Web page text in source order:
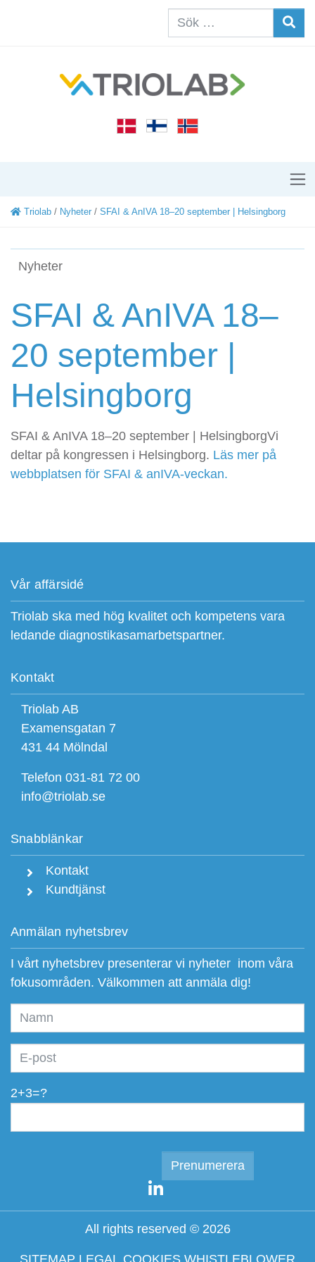
Triolab / Nyheter / SFAI & AnIVA 18–20 september | Helsingborg
Nyheter
SFAI & AnIVA 18–
20 september |
Helsingborg
SFAI & AnIVA 18–20 september | HelsingborgVi
deltar på kongressen i Helsingborg. Läs mer på
webbplatsen för SFAI & anIVA-veckan.
Vår affärsidé
Triolab ska med hög kvalitet och kompetens vara
ledande diagnostikasamarbetspartner.
Kontakt
Triolab AB
Examensgatan 7
431 44 Mölndal
Telefon 031-81 72 00
info@triolab.se
Snabblänkar
Kontakt
Kundtjänst
Anmälan nyhetsbrev
I vårt nyhetsbrev presenterar vi nyheter inom våra
fokusområden. Välkommen att anmäla dig!
2+3=?
All rights reserved © 2026